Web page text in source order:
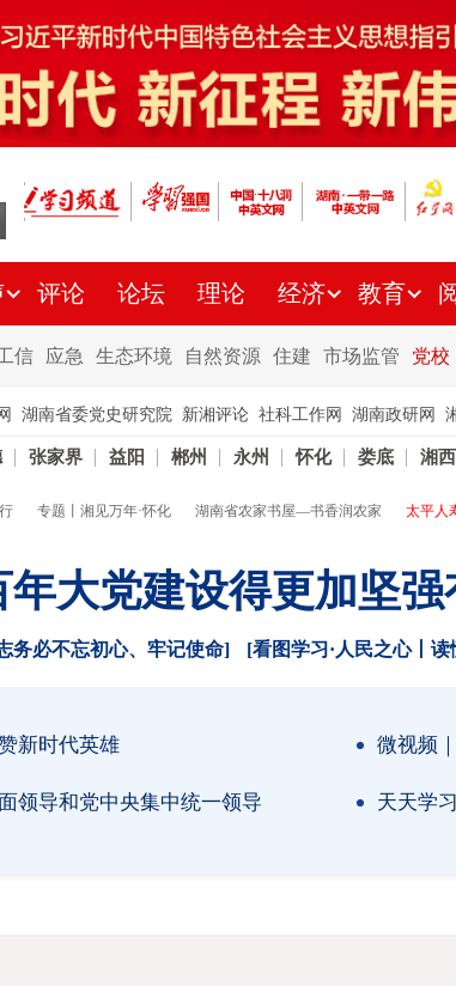
评论 论坛 理论 经济 教育
信 应急 生态环境 自然资源 住建 市场监管 党校
湖南省委党史研究院 新湘评论 社科工作网 湖南政研网
张家界 益阳 郴州 永州 怀化 娄底 湘西
专题丨湘见万年·怀化 湖南省农家书屋—书香润农家 太平人
大党建设得更加坚
务必不忘初心、牢记使命] [看图学习·人民之心丨
新时代英雄 微视频
领导和党中央集中统一领导 天天学